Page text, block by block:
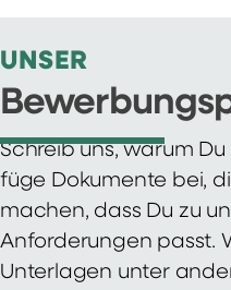
UNSER
Schreib uns, warum
füge Dokumente bei,
machen, dass Du zu
Anforderungen passt.
Unterlagen unter